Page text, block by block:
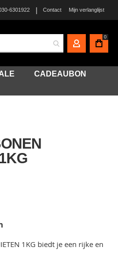
6301922
| Contact Mijn verlanglijst
MIJN
0
CADEAUBON
1KG biedt je een rijke en